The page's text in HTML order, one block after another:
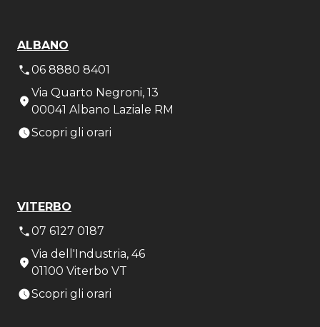
ALBANO
06 8880 8401
Via Quarto Negroni, 13
00041 Albano Laziale RM
Scopri gli orari
VITERBO
07 6127 0187
Via dell'Industria, 46
01100 Viterbo VT
Scopri gli orari